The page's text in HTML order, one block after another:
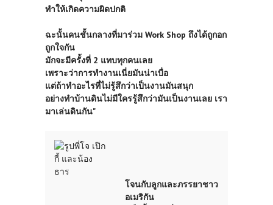
ทำให้เกิดความผิดปกติ
ฉะนั้นคนชั้นกลางที่มาร่วม Work Shop ถึงได้ถูกอก
ถูกใจกัน
มักจะมีครั้งที่ 2 แทบทุกคนเลย
เพราะว่าการทำงานเนี่ยมันน่าเบื่อ
แต่ถ้าทำอะไรที่ไม่รู้สึกว่าเป็นงานมันสนุก
อย่างทำบ้านดินไม่มีใครรู้สึกว่ามันเป็นงานเลย เรา
มาเล่นดินกัน"
โจนกับลูกและภรรยาชาว
อเมริกัน